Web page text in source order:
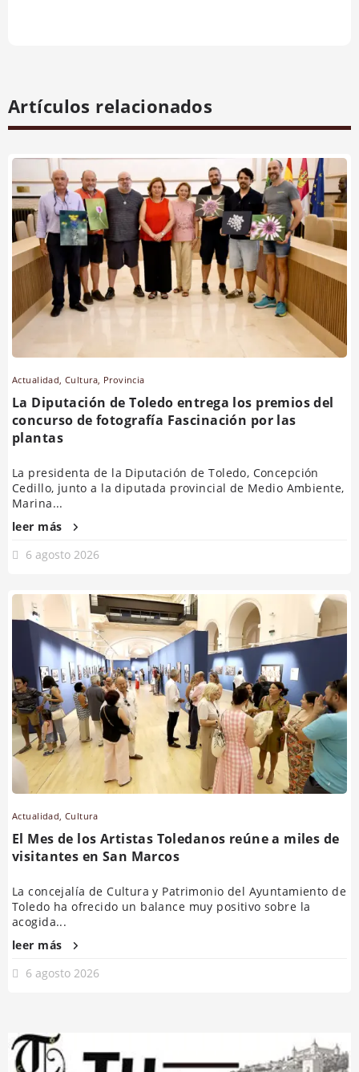
Artículos relacionados
Actualidad ,Cultura Provincia
La Diputación de Toledo entrega los premios del
concurso de fotografía Fascinación por las
plantas
La presidenta de la Diputación de Toledo, Concepción
Cedillo, junto a la diputada provincial de Medio Ambiente,
Marina...
leer más
6 agosto 2026
Actualidad ,Cultura
El Mes de los Artistas Toledanos reúne a miles de
visitantes en San Marcos
La concejalía de Cultura y Patrimonio del Ayuntamiento de
Toledo ha ofrecido un balance muy positivo sobre la
acogida...
leer más
6 agosto 2026